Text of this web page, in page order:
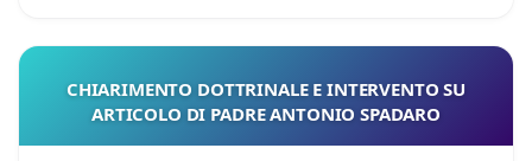
CHIARIMENTO DOTTRINALE E INTERVENTO SU
ARTICOLO DI PADRE ANTONIO SPADARO